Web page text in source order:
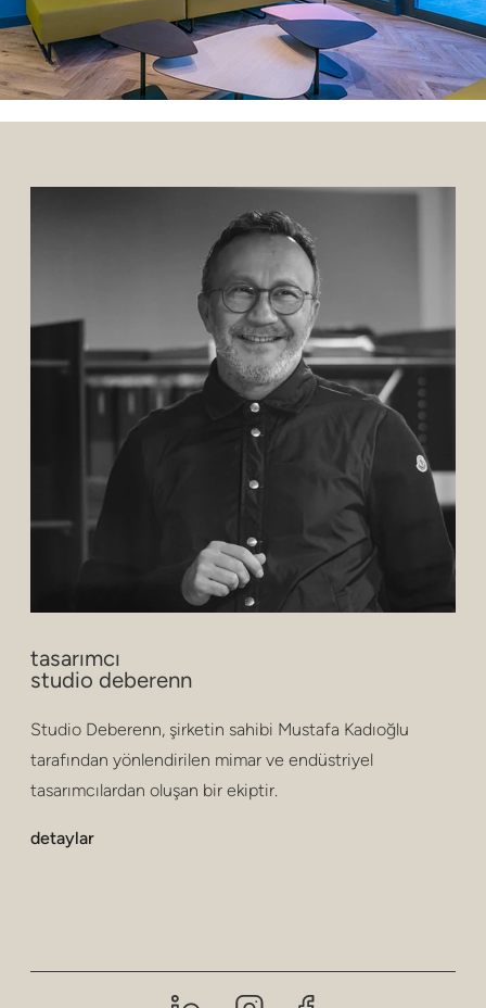
tasarımcı
studio deberenn
Studio Deberenn, şirketin sahibi Mustafa Kadıoğlu
tarafından yönlendirilen mimar ve endüstriyel
tasarımcılardan oluşan bir ekiptir.
detaylar